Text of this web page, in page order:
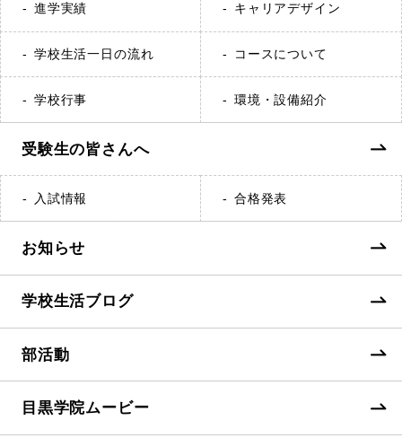
進学実績 キャリアデザイン
学校生活一日の流れ コースについて
学校行事 環境・設備紹介
受験生の皆さんへ
入試情報 合格発表
お知らせ
学校生活ブログ
部活動
目黒学院ムービー